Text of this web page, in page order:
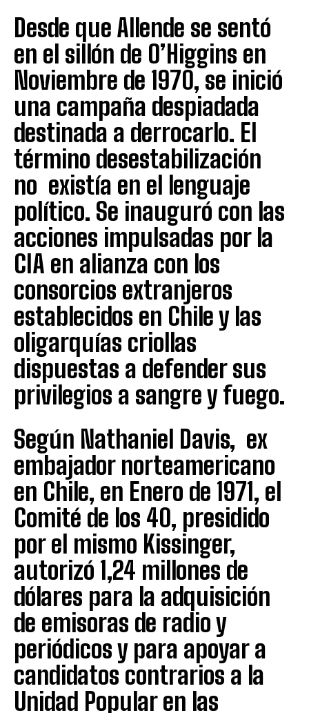
Desde que Allende se sentó
en el sillón de O’Higgins en
Noviembre de 1970, se inició
una campaña despiadada
destinada a derrocarlo. El
término desestabilización
no existía en el lenguaje
político. Se inauguró con las
acciones impulsadas por la
CIA en alianza con los
consorcios extranjeros
establecidos en Chile y las
oligarquías criollas
dispuestas a defender sus
privilegios a sangre y fuego.
Según Nathaniel Davis, ex
embajador norteamericano
en Chile, en Enero de 1971, el
Comité de los 40, presidido
por el mismo Kissinger,
autorizó 1,24 millones de
dólares para la adquisición
de emisoras de radio y
periódicos y para apoyar a
candidatos contrarios a la
Unidad Popular en las